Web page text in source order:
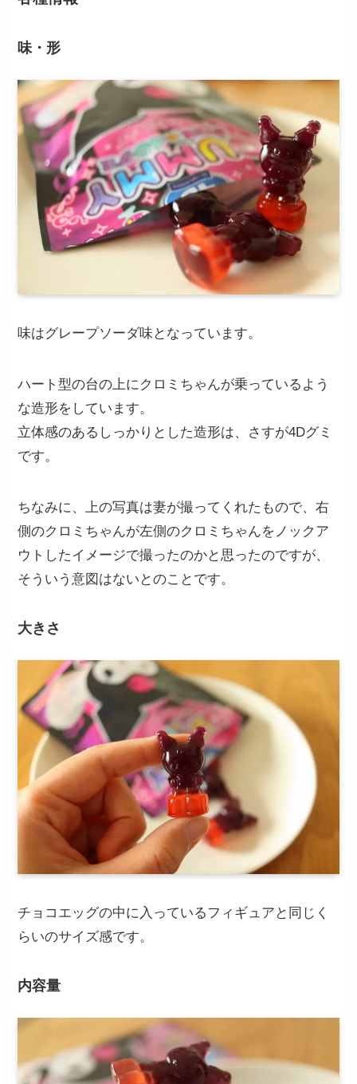
味・形
味はグレープソーダ味となっています。
ハート型の台の上にクロミちゃんが乗っているよう
な造形をしています。
立体感のあるしっかりとした造形は、さすが4Dグミ
です。
ちなみに、上の写真は妻が撮ってくれたもので、右
側のクロミちゃんが左側のクロミちゃんをノックア
ウトしたイメージで撮ったのかと思ったのですが、
そういう意図はないとのことです。
大きさ
チョコエッグの中に入っているフィギュアと同じく
らいのサイズ感です。
内容量